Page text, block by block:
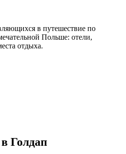
в путешествие по
Польше: отели,
отдыха.
Голдап